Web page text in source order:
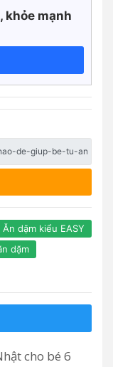
khỏe mạnh
Ăn dặm kiểu EASY
dặm
cho bé 6